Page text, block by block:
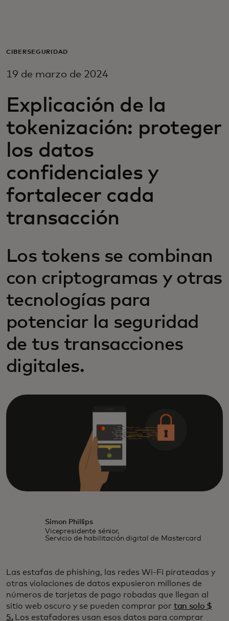
Para empresas
Para innovadores
Noticias y tendencias
CIBERSEGURIDAD
19 de marzo de 2024
Explicación de la
tokenización: proteger
los datos
confidenciales y
fortalecer cada
transacción
Los tokens se combinan
con criptogramas y otras
tecnologías para
potenciar la seguridad
de tus transacciones
digitales.
Simon Phillips
Vicepresidente sénior,
Servicio de habilitación digital de Mastercard
Las estafas de phishing, las redes Wi-Fi pirateadas y
otras violaciones de datos expusieron millones de
números de tarjetas de pago robadas que llegan al
sitio web oscuro y se pueden comprar por tan solo $
5.Los estafadores usan esos datos para comprar